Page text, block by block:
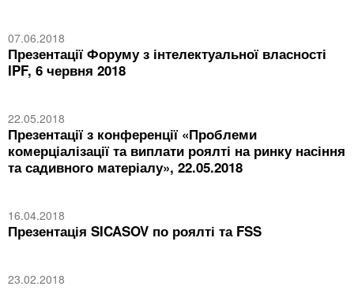
07.06.2018
Презентації Форуму з інтелектуальної власності
IPF, 6 червня 2018
22.05.2018
Презентації з конференції «Проблеми
комерціалізації та виплати роялті на ринку насіння
та садивного матеріалу», 22.05.2018
16.04.2018
Презентація SICASOV по роялті та FSS
23.02.2018